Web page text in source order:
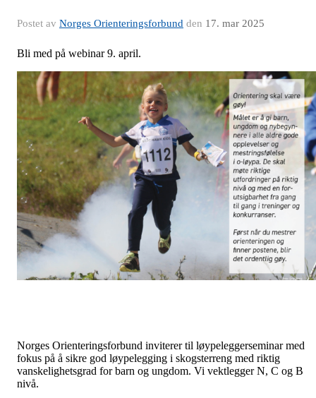
Postet av Norges Orienteringsforbund den 17. mar 2025
Bli med på webinar 9. april.
Norges Orienteringsforbund inviterer til løypeleggerseminar med
fokus på å sikre god løypelegging i skogsterreng med riktig
vanskelighetsgrad for barn og ungdom. Vi vektlegger N, C og B
nivå.